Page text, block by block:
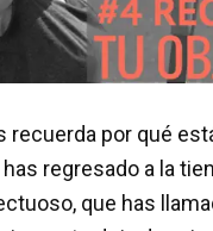
recuerda por qué
regresado a la
que has